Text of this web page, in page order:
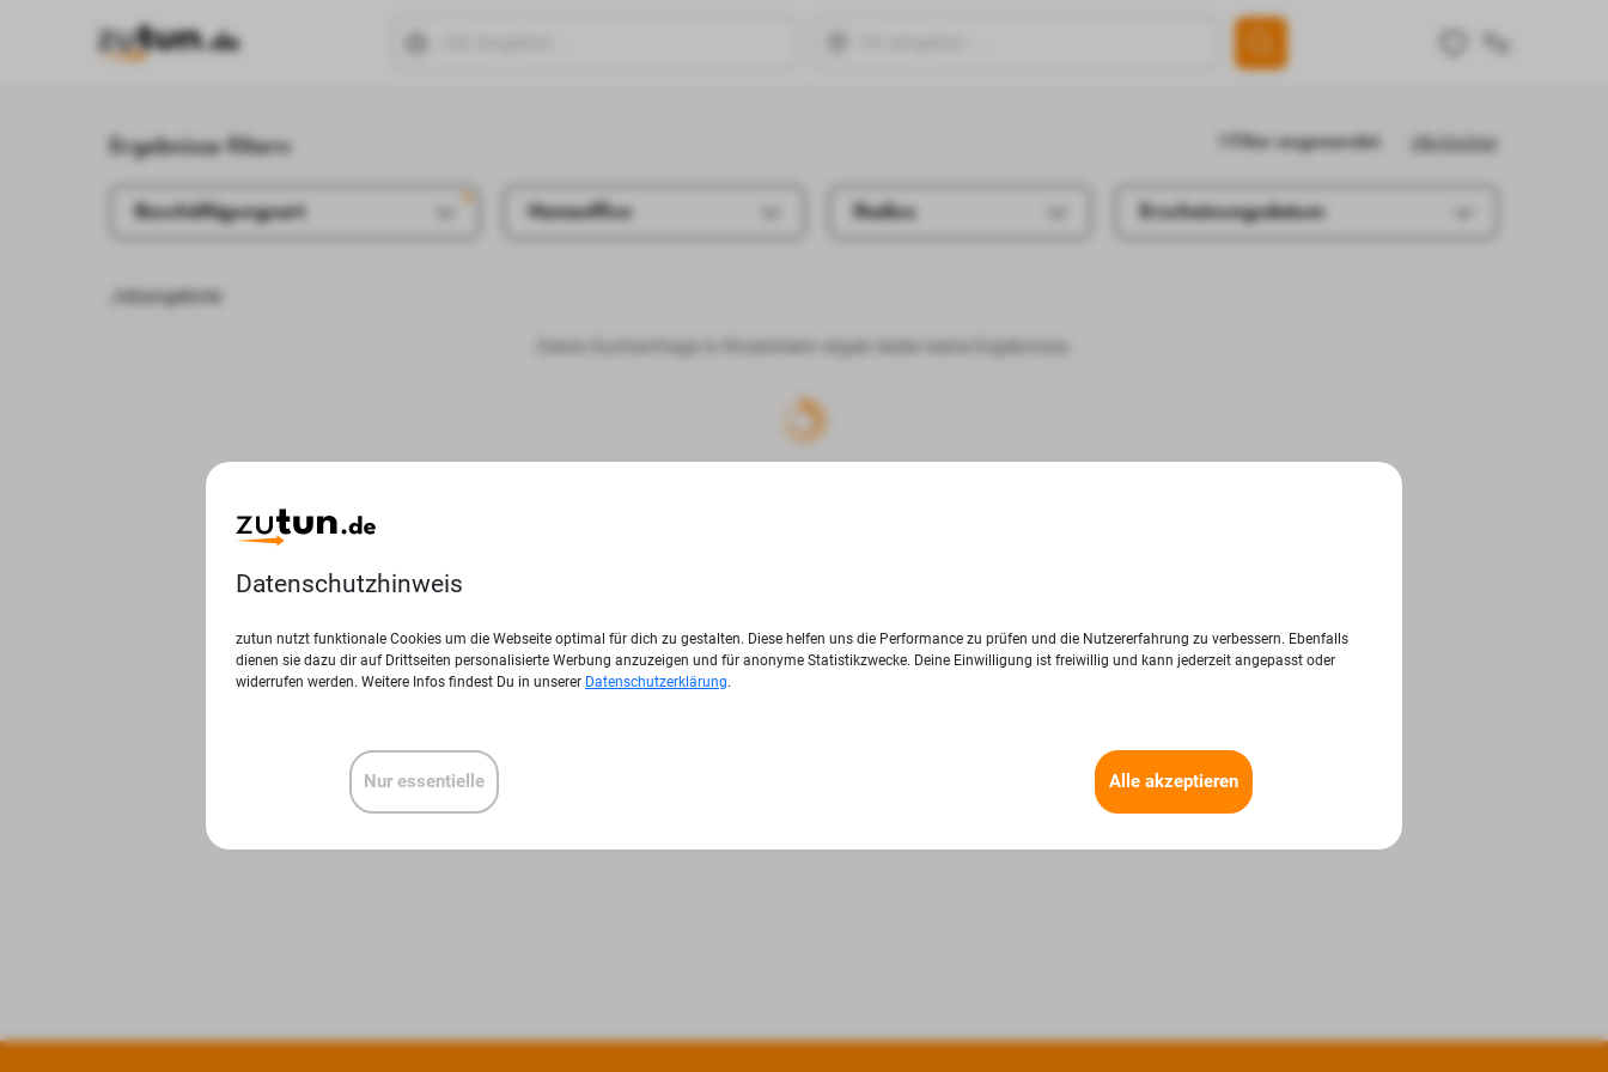
Ergebnisse filtern Alle löschen
1 Filter angewendet
Beschäftigungsart Homeoffice Radius Erscheinungsdatum
Jobangebote
Deine Suchanfrage in Rosenheim ergab leider keine Ergebnisse.
Datenschutzhinweis
zutun nutzt funktionale Cookies um die Webseite optimal für dich zu gestalten. Diese helfen uns die Performance zu prüfen und die Nutzererfahrung zu verbessern. Ebenfalls
dienen sie dazu dir auf Drittseiten personalisierte Werbung anzuzeigen und für anonyme Statistikzwecke. Deine Einwilligung ist freiwillig und kann jederzeit angepasst oder
widerrufen werden. Weitere Infos findest Du in unserer Datenschutzerklärung.
Alle akzeptieren
Nur essentielle